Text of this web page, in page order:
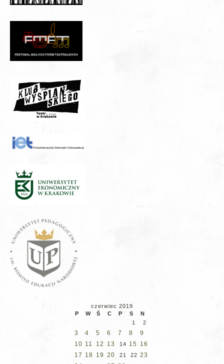
czerwiec 2019
P
W Ś C P S
N
1
2
3 4 5 6 7 8
9
10 11 12 13 14 15 16
17 18 19 20 21 22 23